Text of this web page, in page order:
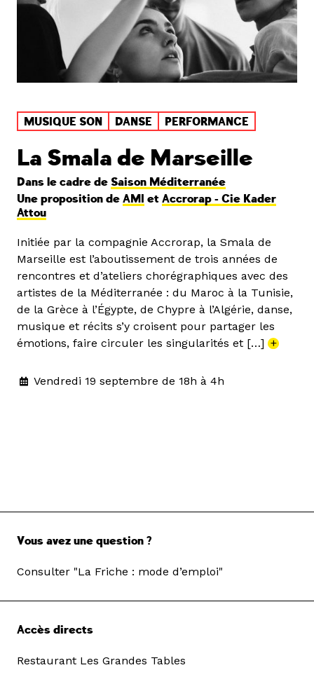
MUSIQUE SON DANSE PERFORMANCE
La Smala de Marseille
Dans le cadre de Saison Méditerranée
Une proposition de AMI et Accrorap - Cie Kader
Attou
Initiée par la compagnie Accrorap, la Smala de
Marseille est l’aboutissement de trois années de
rencontres et d’ateliers chorégraphiques avec des
artistes de la Méditerranée : du Maroc à la Tunisie,
de la Grèce à l’Égypte, de Chypre à l’Algérie, danse,
musique et récits s’y croisent pour partager les
émotions, faire circuler les singularités et […] +
Vendredi 19 septembre de 18h à 4h
Vous avez une question ?
Consulter "La Friche : mode d’emploi"
Accès directs
Restaurant Les Grandes Tables